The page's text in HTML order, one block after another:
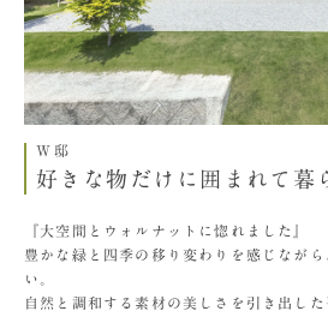
W邸
好きな物だけに囲まれて暮
『大空間とウォルナットに惚れました』
豊かな緑と四季の移り変わりを感じなが
い。
自然と調和する素材の美しさを引き出した